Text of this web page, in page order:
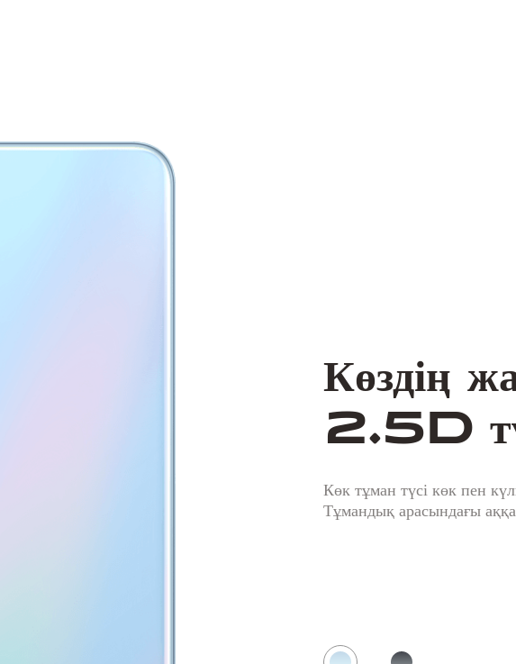
Көздің
2.5D
Көк тұман түсі көк пен
Тұмандық арасындағы